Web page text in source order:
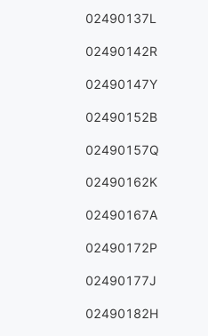
02490137L
02490142R
02490147Y
02490152B
02490157Q
02490162K
02490167A
02490172P
02490177J
02490182H